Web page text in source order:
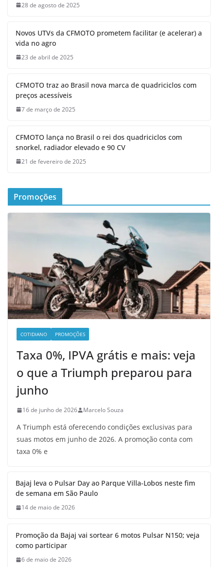
28 de agosto de 2025
Novos UTVs da CFMOTO prometem facilitar (e acelerar) a
vida no agro
23 de abril de 2025
CFMOTO traz ao Brasil nova marca de quadriciclos com
preços acessíveis
7 de março de 2025
CFMOTO lança no Brasil o rei dos quadriciclos com
snorkel, radiador elevado e 90 CV
21 de fevereiro de 2025
Promoções
COTIDIANO PROMOÇÕES
Taxa 0%, IPVA grátis e mais: veja
o que a Triumph preparou para
junho
16 de junho de 2026 Marcelo Souza
A Triumph está oferecendo condições exclusivas para
suas motos em junho de 2026. A promoção conta com
taxa 0% e
Bajaj leva o Pulsar Day ao Parque Villa-Lobos neste fim
de semana em São Paulo
14 de maio de 2026
Promoção da Bajaj vai sortear 6 motos Pulsar N150; veja
como participar
6 de maio de 2026